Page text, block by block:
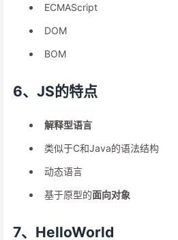
ECMAScript
DOM
BOM
6、JS的特点
解释型语言
类似于C和Java的语法结构
动态语言
基于原型的面向对象
7、HelloWorld